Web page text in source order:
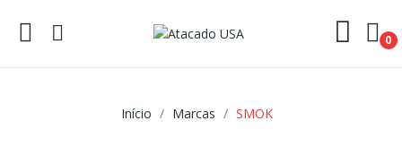
0
Início Marcas SMOK